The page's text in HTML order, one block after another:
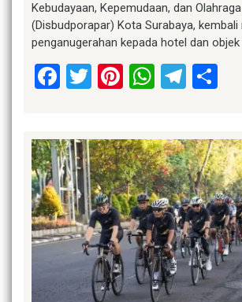
Kebudayaan, Kepemudaan, dan Olahraga
(Disbudporapar) Kota Surabaya,
penganugerahan kepada hotel dan
Facebook
Twitter
Pinterest